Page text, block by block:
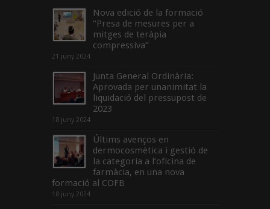
Nova edició de la formació
“Presa de mesures per a
mitges de teràpia
compressiva”
21 juny 2024
Junta General Ordinària:
Aprovada per unanimitat la
liquidació del pressupost de
2023
18 juny 2024
Últims avenços en
dermocosmètica i gestió de
la categoria a l’oficina de
farmàcia, en una nova
formació al COFB
18 juny 2024